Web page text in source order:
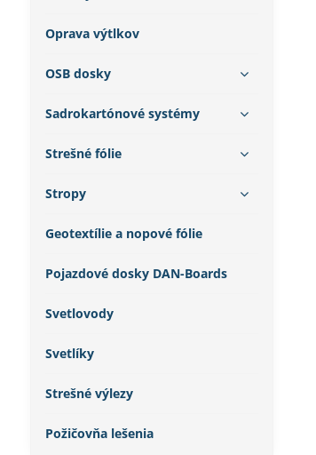
Oprava výtlkov
OSB dosky
Sadrokartónové systémy
Strešné fólie
Stropy
Geotextílie a nopové fólie
Pojazdové dosky DAN-Boards
Svetlovody
Svetlíky
Strešné výlezy
Požičovňa lešenia